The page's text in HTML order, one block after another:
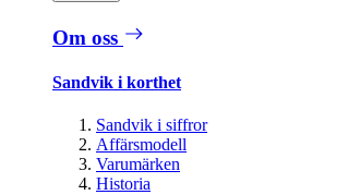
Om oss
Sandvik i korthet
Sandvik i siffror
Affärsmodell
Varumärken
Historia